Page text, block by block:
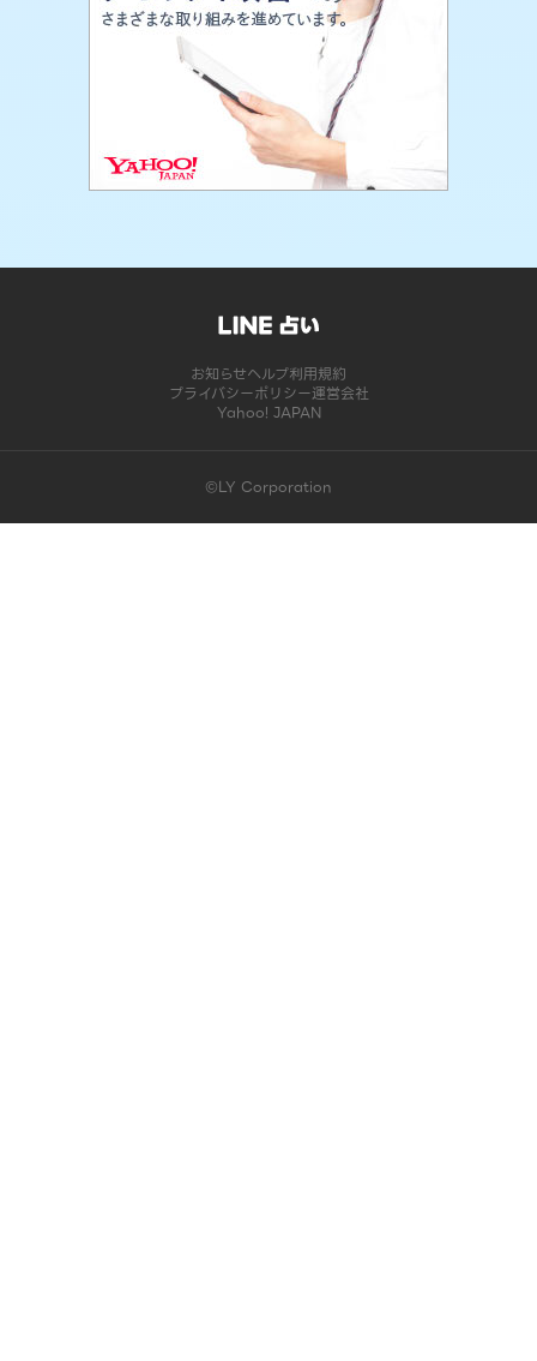
お知らせヘルプ利用規約
プライバシーポリシー運営会社
Yahoo! JAPAN
©LY Corporation
このコンテンツは掲載が終了しました | LINE占い